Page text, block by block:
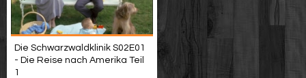
Die Schwarzwaldklinik S02E01
- Die Reise nach Amerika Teil
1